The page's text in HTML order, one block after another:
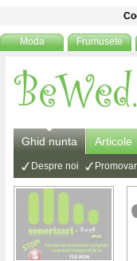
Moda Frumusete
Ghid nunta Articole
Despre noi